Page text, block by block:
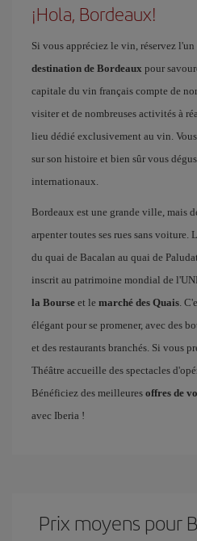
¡Hola, Bordeaux!
Si vous appréciez le vin, réservez l'un
destination de Bordeaux pour
capitale du vin français compte de
visiter et de nombreuses activités à
lieu dédié exclusivement au vin.
sur son histoire et bien sûr vous
internationaux.
Bordeaux est une grande ville, mais
arpenter toutes ses rues sans voiture.
du quai de Bacalan au quai de
inscrit au patrimoine mondial de
la Bourse et le marché des Quais.
élégant pour se promener, avec des
et des restaurants branchés. Si vous
Théâtre accueille des spectacles
Bénéficiez des meilleures offres de
avec Iberia !
Prix ​​moyens pour